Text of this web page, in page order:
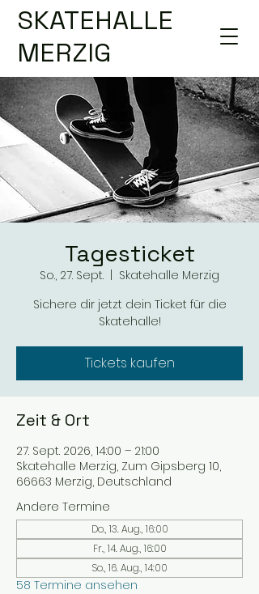
SKATEHALLE
MERZIG
Tagesticket
So., 27. Sept.
Skatehalle Merzig
Sichere dir jetzt dein Ticket für die
Skatehalle!
Tickets kaufen
Zeit & Ort
27. Sept. 2026, 14:00 – 21:00
Skatehalle Merzig, Zum Gipsberg 10,
66663 Merzig, Deutschland
Andere Termine
Do., 13. Aug., 16:00
Fr., 14. Aug., 16:00
So., 16. Aug., 14:00
58 Termine ansehen